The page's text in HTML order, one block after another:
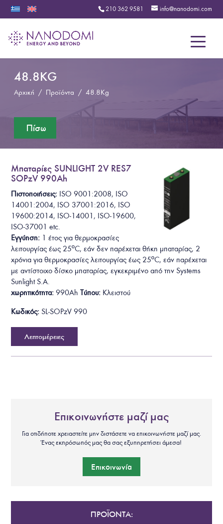
210 362 9581 info@nanodomi.com
48.8KG
Αρχική / Προϊόντα / 48.8Kg
Μπαταρίες SUNLIGHT 2V RES7
SOPzV 990Ah
Πιστοποιήσεις: ISO 9001:2008, ISO
14001:2004, ISO 37001:2016, ISO
19600:2014, ISO-14001, ISO-19600,
ISO-37001etc.
Εγγύηση: 1 έτος για θερμοκρασίες
λειτουργίας έως 25ºC, εάν δεν παρέχεται θήκη μπαταρίας, 2
χρόνια για θερμοκρασίες λειτουργίας έως 25ºC, εάν παρέχεται
με αντίστοιχο δίσκο μπαταρίας, εγκεκριμένο από την Systems
Sunlight S.A.
χωρητικότητα: 990AhΤύπου: Κλειστού
Κωδικός: SL-SOPzV 990
Λεπτομέρειες
Επικοινωνήστε μαζί μας
Για οτιδήποτε χρειαστείτε μην διστάσετε να επικοινωνήστε μαζί μας.
Ένας εκπρόσωπός μας θα σας εξυπηρετήσει άμεσα!
Επικοινωνία
ΠΡΟΪΟΝΤΑ: